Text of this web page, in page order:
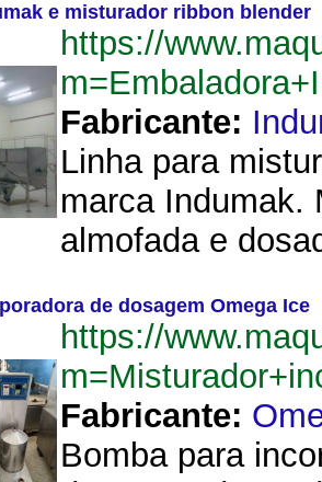
e misturador ribbon blender
https://
Fabricante:
Linha para
marca Indumak.
almofada e
de dosagem Omega Ice
https://
Fabricante:
Bomba para